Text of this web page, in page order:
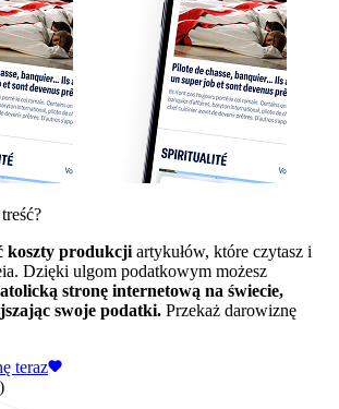
koszty produkcji artykułów, które czytasz i
Dzięki ulgom podatkowym możesz
stronę internetową na świecie,
swoje podatki. Przekaż darowiznę
teraz